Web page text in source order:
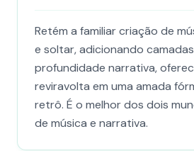
Retém a familiar criação de
e soltar, adicionando
profundidade narrativa,
reviravolta em uma amada
retrô. É o melhor dos dois
de música e narrativa.